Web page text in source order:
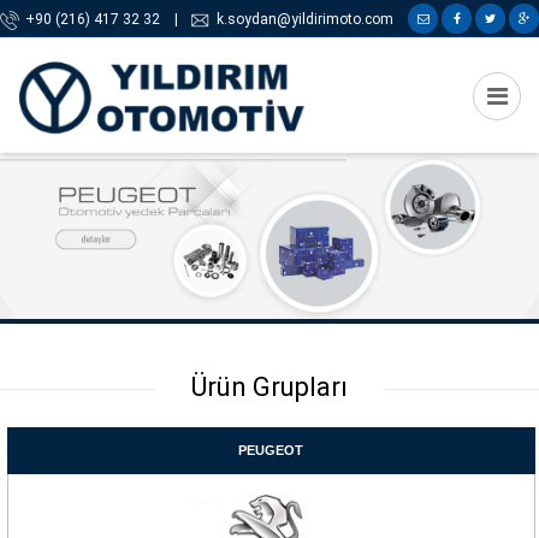
+90 (216) 417 32 32 k.soydan@yildirimoto.com
Ürün Grupları
PEUGEOT